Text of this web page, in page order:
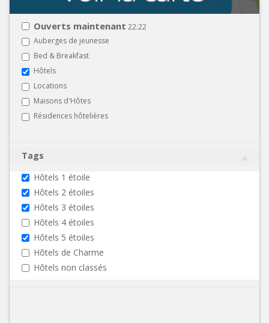
Ouverts maintenant 22:22
Auberges de jeunesse
Bed & Breakfast
Hôtels
Locations
Maisons d'Hôtes
Résidences hôtelières
Tags
Hôtels 1 étoile
Hôtels 2 étoiles
Hôtels 3 étoiles
Hôtels 4 étoiles
Hôtels 5 étoiles
Hôtels de Charme
Hôtels non classés